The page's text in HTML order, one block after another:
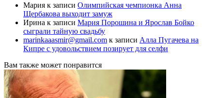
Мария к записи Олимпийская чемпионка Анна
Щербакова выходит замуж
Ирина к записи Мария Порошина и Ярослав Бойко
сыграли тайную свадьбу
marinkaaasmir@gmail.com к записи Алла Пугачева на
Кипре с удовольствием позирует для селфи
Вам также может понравится